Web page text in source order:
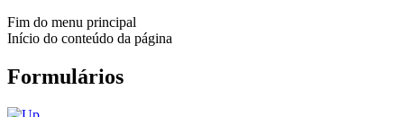
Fim do menu principal
Início do conteúdo da página
Formulários